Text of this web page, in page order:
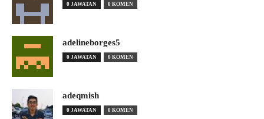
0 JAWATAN 0 KOMEN
adelineborges5
0 JAWATAN 0 KOMEN
adeqmish
0 JAWATAN 0 KOMEN